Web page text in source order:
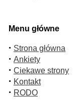
Menu główne
· Strona główna
· Ankiety
· Ciekawe strony
· Kontakt
· RODO